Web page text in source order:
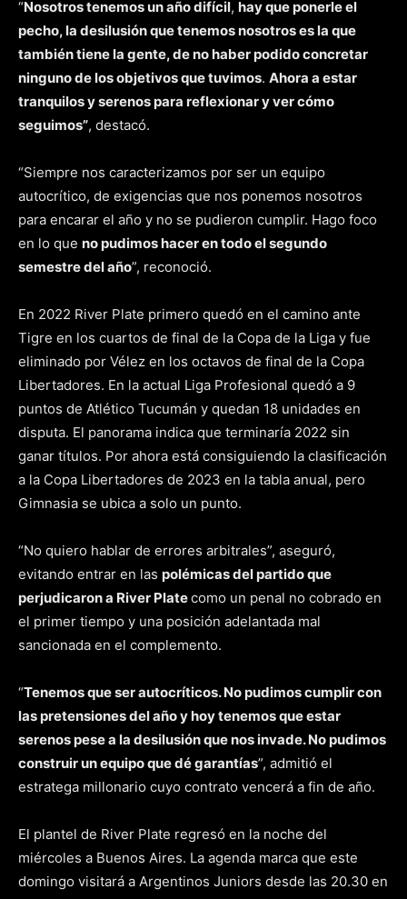
“Nosotros tenemos un año difícil, hay que ponerle el
pecho, la desilusión que tenemos nosotros es la que
también tiene la gente, de no haber podido concretar
ninguno de los objetivos que tuvimos. Ahora a estar
tranquilos y serenos para reflexionar y ver cómo
seguimos”, destacó.
“Siempre nos caracterizamos por ser un equipo
autocrítico, de exigencias que nos ponemos nosotros
para encarar el año y no se pudieron cumplir. Hago foco
en lo que no pudimos hacer en todo el segundo
semestre del año”, reconoció.
En 2022 River Plate primero quedó en el camino ante
Tigre en los cuartos de final de la Copa de la Liga y fue
eliminado por Vélez en los octavos de final de la Copa
Libertadores. En la actual Liga Profesional quedó a 9
puntos de Atlético Tucumán y quedan 18 unidades en
disputa. El panorama indica que terminaría 2022 sin
ganar títulos. Por ahora está consiguiendo la clasificación
a la Copa Libertadores de 2023 en la tabla anual, pero
Gimnasia se ubica a solo un punto.
“No quiero hablar de errores arbitrales”, aseguró,
evitando entrar en las polémicas del partido que
perjudicaron a River Platecomo un penal no cobrado en
el primer tiempo y una posición adelantada mal
sancionada en el complemento.
“Tenemos que ser autocríticos. No pudimos cumplir con
las pretensiones del año y hoy tenemos que estar
serenos pese a la desilusión que nos invade. No pudimos
construir un equipo que dé garantías”, admitió el
estratega millonario cuyo contrato vencerá a fin de año.
El plantel de River Plate regresó en la noche del
miércoles a Buenos Aires. La agenda marca que este
domingo visitará a Argentinos Juniors desde las 20.30 en